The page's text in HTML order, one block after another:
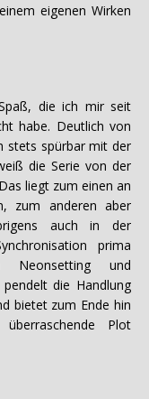
eigenen Wirken
die ich mir seit
habe. Deutlich von
stets spürbar mit der
die Serie von der
liegt zum einen an
zum anderen aber
auch in der
prima
Neonsetting und
die Handlung
bietet zum Ende hin
Plot